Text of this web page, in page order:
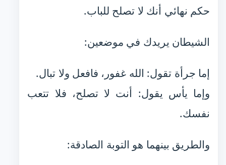
حكم نهائي أنك لا تصلح للباب.
الشيطان يريدك في موضعين:
إما جرأة تقول: الله غفور، فافعل ولا تبال.
وإما يأس يقول: أنت لا تصلح، فلا تتعب
نفسك.
والطريق بينهما هو التوبة الصادقة: